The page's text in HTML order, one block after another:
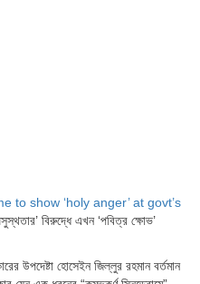
to show ‘holy anger’ at govt’s
বিরুদ্ধে এখন ‘পবিত্র ক্ষোভ’
উপদেষ্টা হোসেইন জিল্লুর রহমান বর্তমান